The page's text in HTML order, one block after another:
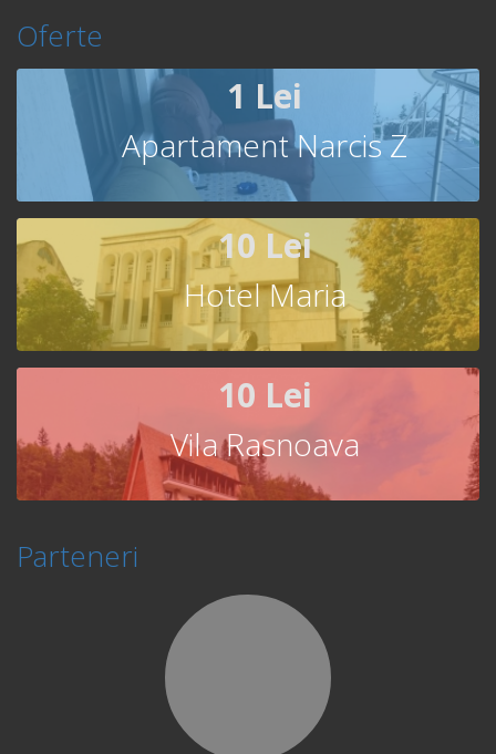
Oferte
1 Lei
Apartament Narcis Z
10 Lei
Hotel Maria
10 Lei
Vila Rasnoava
Parteneri